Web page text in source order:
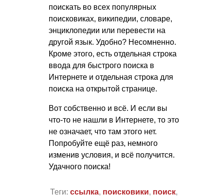
поискать во всех популярных
поисковиках, википедии, словаре,
энциклопедии или перевести на
другой язык. Удобно? Несомненно.
Кроме этого, есть отдельная строка
ввода для быстрого поиска в
Интернете и отдельная строка для
поиска на открытой странице.
Вот собственно и всё. И если вы
что-то не нашли в Интернете, то это
не означает, что там этого нет.
Попробуйте ещё раз, немного
изменив условия, и всё получится.
Удачного поиска!
Теги: ссылка, поисковики, поиск,